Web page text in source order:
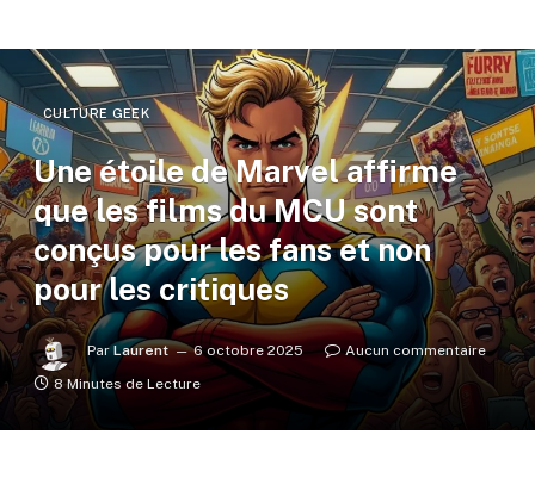
CULTURE GEEK
Une étoile de Marvel affirme
que les films du MCU sont
conçus pour les fans et non
pour les critiques
Par Laurent 6 octobre 2025
Aucun commentaire
8 Minutes de Lecture